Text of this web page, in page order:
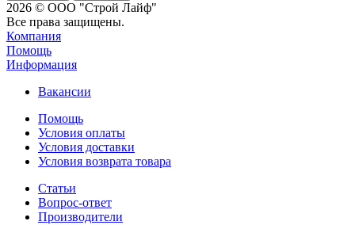
2026 © ООО "Строй Лайф"
Все права защищены.
Компания
Помощь
Информация
Вакансии
Помощь
Условия оплаты
Условия доставки
Условия возврата товара
Статьи
Вопрос-ответ
Производители